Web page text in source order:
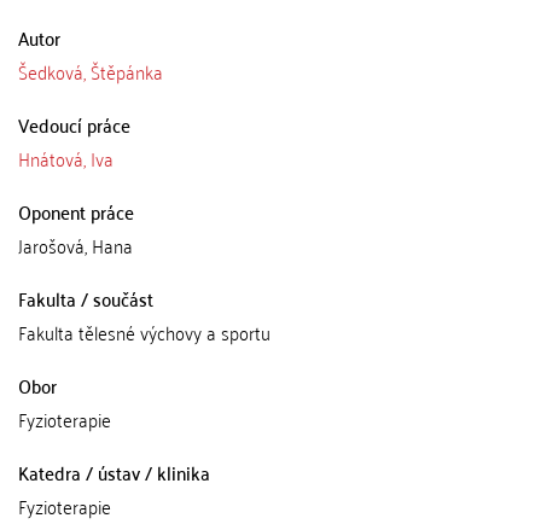
Autor
Šedková, Štěpánka
Vedoucí práce
Hnátová, Iva
Oponent práce
Jarošová, Hana
Fakulta / součást
Fakulta tělesné výchovy a sportu
Obor
Fyzioterapie
Katedra / ústav / klinika
Fyzioterapie